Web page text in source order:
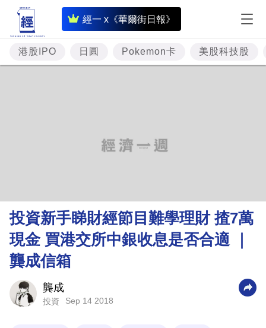
經一 x《華爾街日報》
即
時
財
經
理
財
商
技
港股IPO 日圓 Pokemon卡 美股科技股
投資新手睇財經節目難學理財 揸7萬
現金 買港交所中銀收息是否合適 ｜
龔成信箱
龔成
投資 Sep 14 2018